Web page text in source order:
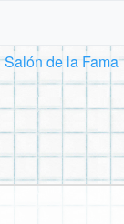
Salón de la Fama